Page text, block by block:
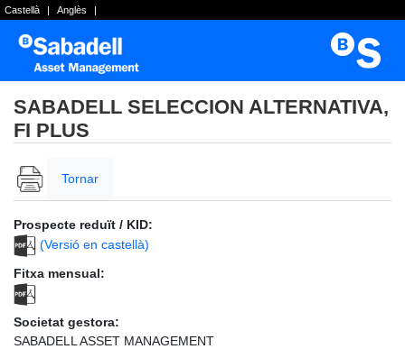
Castellà | Anglès |
SABADELL SELECCION ALTERNATIVA,
FI PLUS
Tornar
Prospecte reduït / KID:
(Versió en castellà)
Fitxa mensual:
Societat gestora:
SABADELL ASSET MANAGEMENT